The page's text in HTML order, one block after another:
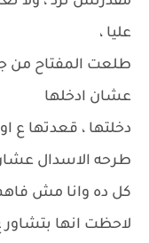
عليا ،
طلعت المفتاح من
عشان ادخلها
دخلتها ، قعدتها ع
طرحه الاسدال
كل ده وانا مش
لاحظت انها بتشاور